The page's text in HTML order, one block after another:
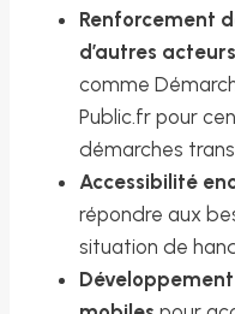
Renforcement
d’autres acteurs
comme
Public.fr pour
démarches
Accessibilité
répondre aux
situation de